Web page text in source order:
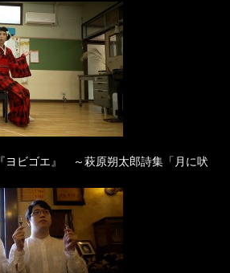
『ヨビゴエ』 ～萩原朔太郎詩集「月に吠